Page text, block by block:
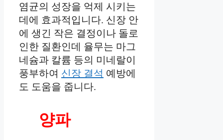
염균의 성장을 억제 시키는
데에 효과적입니다. 신장 안
에 생긴 작은 결정이나 돌로
인한 질환인데 율무는 마그
네슘과 칼륨 등의 미네랄이
풍부하여 신장 결석 예방에
도 도움을 줍니다.
양파